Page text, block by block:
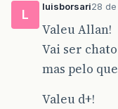
L
luisborsari28
Valeu Allan!
Vai ser
mas pelo
Valeu d+!